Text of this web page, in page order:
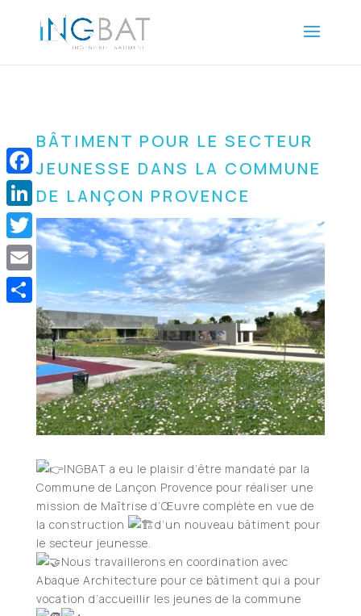
BÂTIMENT POUR LE SECTEUR
JEUNESSE DANS LA COMMUNE
DE LANÇON PROVENCE
INGBAT a eu le plaisir d’être mandaté par la
Commune de Lançon Provence pour réaliser une
mission de Maîtrise d’Œuvre complète en vue de
la construction
d’un nouveau bâtiment pour
le secteur jeunesse.
Nous travaillerons en coordination avec
Abaque Architecture pour ce bâtiment qui a pour
vocation d’accueillir les jeunes de la commune
Facebook
LinkedIn
Twitter
Email